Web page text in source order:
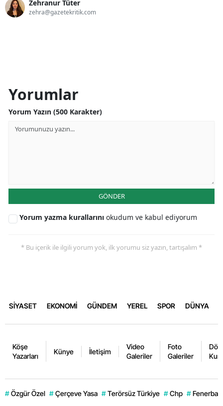
Zehranur Tüter
zehra@gazetekritik.com
Yorumlar
Yorum Yazın (500 Karakter)
GÖNDER
Yorum yazma kurallarını okudum ve kabul ediyorum
* Bu içerik ile ilgili yorum yok, ilk yorumu siz yazın, tartışalım *
SİYASET EKONOMİ GÜNDEM YEREL SPOR DÜNYA
Köşe
Yazarları
Künye İletişim
Video
Galeriler
Foto
Galeriler
# Özgür Özel # Çerçeve Yasa # Terörsüz Türkiye # Chp #